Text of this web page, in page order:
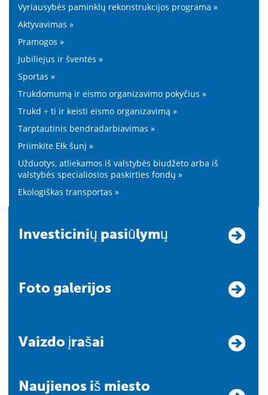
Vyriausybės paminklų rekonstrukcijos programa »
Aktyvavimas »
Pramogos »
Jubiliejus ir šventės »
Sportas »
Trukdomumą ir eismo organizavimo pokyčius »
Trukd ÷ ti ir keisti eismo organizavimą »
Tarptautinis bendradarbiavimas »
Priimkite Ełk šunį »
Užduotys, atliekamos iš valstybės biudžeto arba iš
valstybės specialiosios paskirties fondų »
Ekologiškas transportas »
Investicinių pasiūlymų
Foto galerijos
Vaizdo įrašai
Naujienos iš miesto